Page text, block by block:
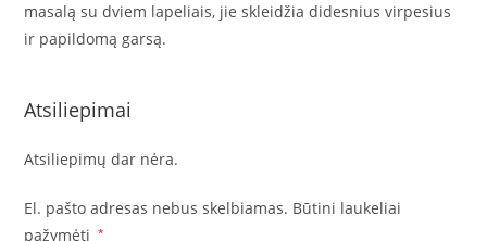
masalą su dviem lapeliais, jie skleidžia didesnius virpesius
ir papildomą garsą.
Atsiliepimai
Atsiliepimų dar nėra.
El. pašto adresas nebus skelbiamas. Būtini laukeliai
pažymėti
*